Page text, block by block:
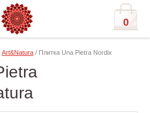
0
Art&Natura / Плитка Una Pietra Nordix